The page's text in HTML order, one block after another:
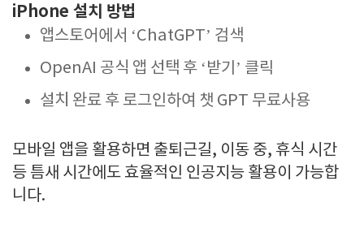
iPhone 설치 방법
앱스토어에서 ‘ChatGPT’ 검색
OpenAI 공식 앱 선택 후 ‘받기’ 클릭
설치 완료 후 로그인하여 챗 GPT 무료사용
모바일 앱을 활용하면 출퇴근길, 이동 중, 휴식 시간
등 틈새 시간에도 효율적인 인공지능 활용이 가능합
니다.